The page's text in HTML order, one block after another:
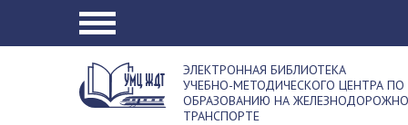
ЭЛЕКТРОННАЯ БИБЛИОТЕКА
УЧЕБНО-МЕТОДИЧЕСКОГО ЦЕНТРА ПО
ОБРАЗОВАНИЮ НА
ТРАНСПОРТЕ